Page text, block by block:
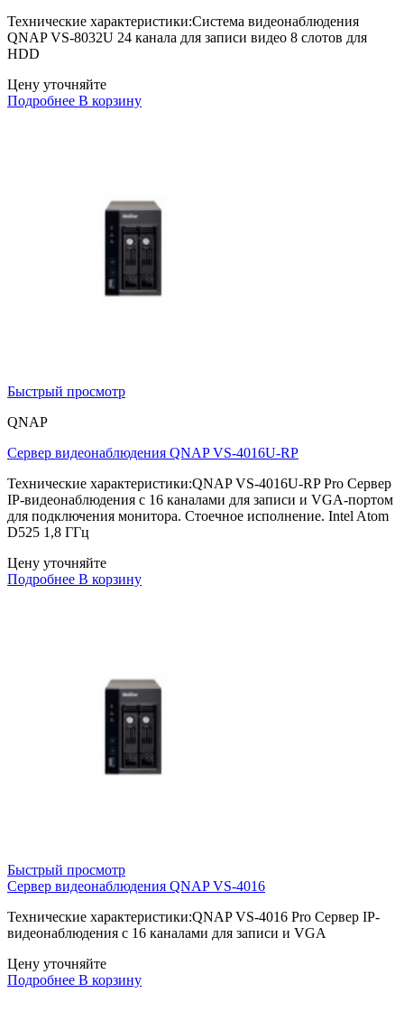
Технические характеристики:Система видеонаблюдения
QNAP VS-8032U 24 канала для записи видео 8 слотов для
HDD
Цену уточняйте
Подробнее В корзину
Быстрый просмотр
QNAP
Сервер видеонаблюдения QNAP VS-4016U-RP
Технические характеристики:QNAP VS-4016U-RP Pro Сервер
IP-видеонаблюдения с 16 каналами для записи и VGA-портом
для подключения монитора. Стоечное исполнение. Intel Atom
D525 1,8 ГГц
Цену уточняйте
Подробнее В корзину
Быстрый просмотр
Сервер видеонаблюдения QNAP VS-4016
Технические характеристики:QNAP VS-4016 Pro Сервер IP-
видеонаблюдения с 16 каналами для записи и VGA
Цену уточняйте
Подробнее В корзину